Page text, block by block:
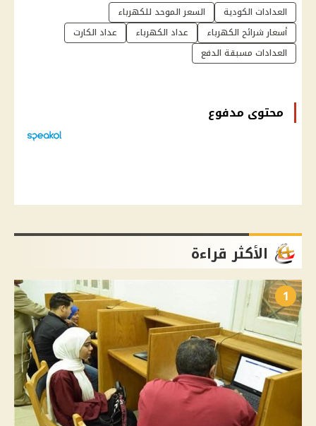
العدادات الكودية
السعر الموحد للكهرباء
أسعار شرائح الكهرباء
عداد الكهرباء
عداد الكارت
العدادات مسبقة الدفع
محتوى مدفوع
الأكثر قراءة
1